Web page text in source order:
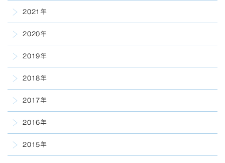
2021年
2020年
2019年
2018年
2017年
2016年
2015年